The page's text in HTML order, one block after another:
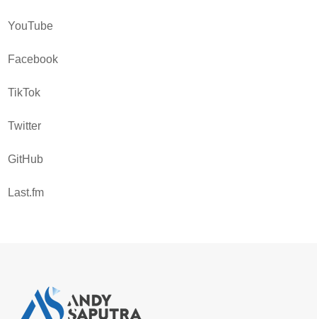
YouTube
Facebook
TikTok
Twitter
GitHub
Last.fm